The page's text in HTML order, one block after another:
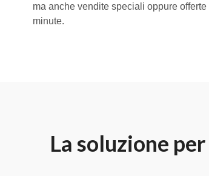
ma anche vendite speciali oppure offerte
minute.
La soluzione